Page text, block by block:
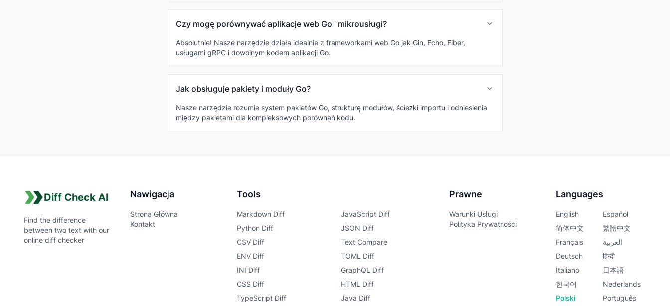
Czy mogę porównywać aplikacje web Go i mikrousługi?
Absolutnie! Nasze narzędzie działa idealnie z frameworkami web Go jak Gin, Echo, Fiber,
usługami gRPC i dowolnym kodem aplikacji Go.
Jak obsługuje pakiety i moduły Go?
Nasze narzędzie rozumie system pakietów Go, strukturę modułów, ścieżki importu i odniesienia
między pakietami dla kompleksowych porównań kodu.
Diff Check AI
Find the difference
between two text with our
online diff checker
Nawigacja
Strona Główna
Kontakt
Tools
Markdown Diff
JavaScript Diff
Python Diff
JSON Diff
CSV Diff
Text Compare
ENV Diff
TOML Diff
INI Diff
GraphQL Diff
CSS Diff
HTML Diff
TypeScript Diff
Java Diff
Prawne
Warunki Usługi
Polityka Prywatności
Languages
English
Español
简体中文
繁體中文
Français
العربية
Deutsch
हिन्दी
Italiano
日本語
한국어
Nederlands
Polski
Português